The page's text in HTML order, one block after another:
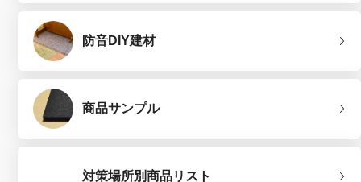
防音DIY建材
商品サンプル
対策場所別商品リスト